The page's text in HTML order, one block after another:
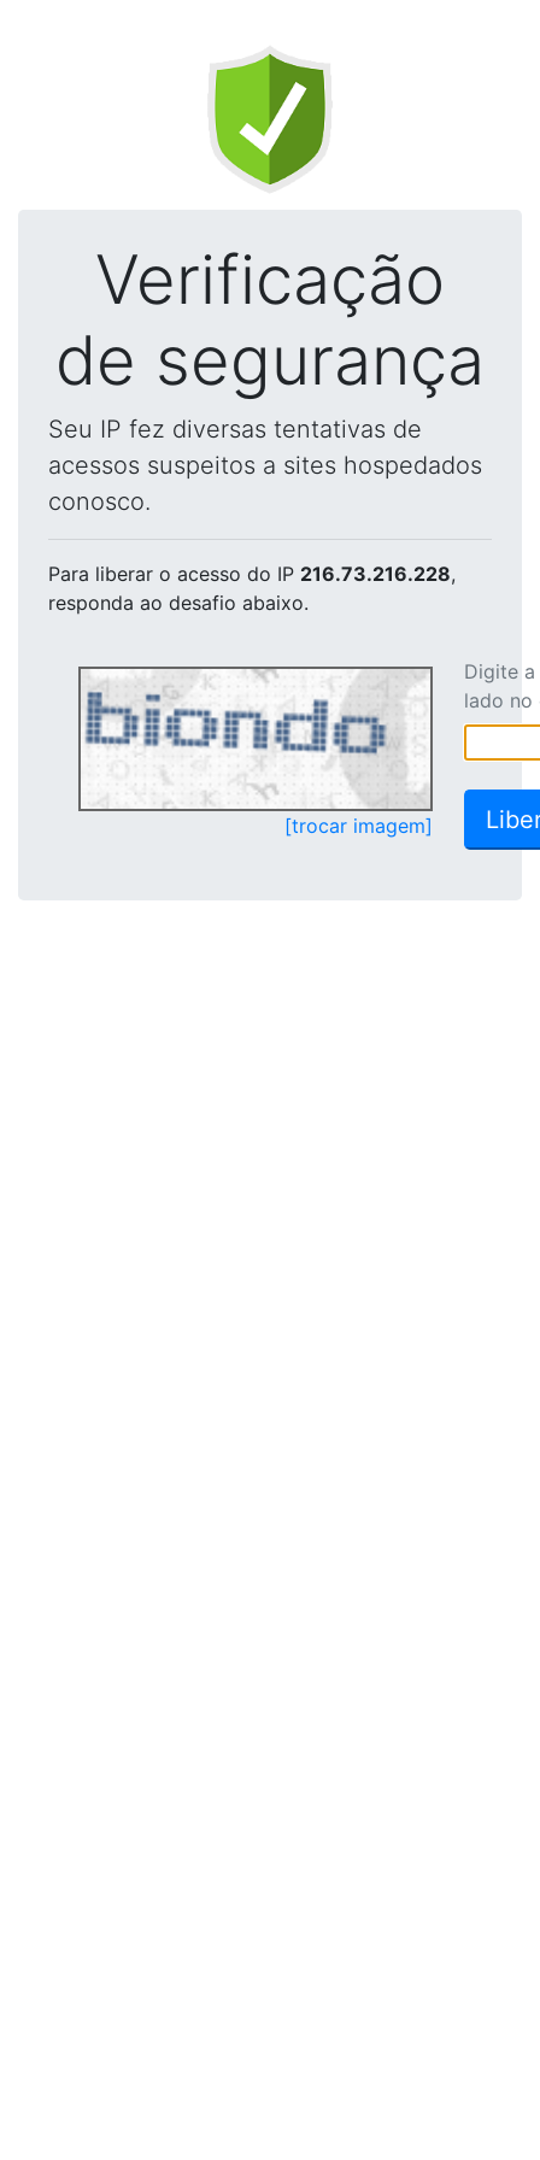
Verificação
de segurança
Seu IP fez diversas tentativas de
acessos suspeitos a sites hospedados
conosco.
Para liberar o acesso do IP 216.73.216.228,
responda ao desafio abaixo.
[trocar imagem]
Digite
lado no